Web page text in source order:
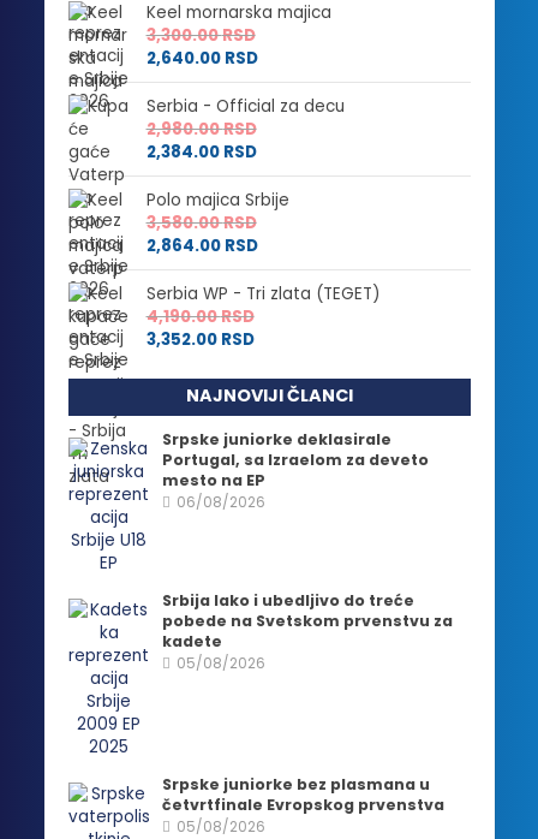
Keel mornarska majica
3,300.00RSD
2,640.00 RSD
Serbia - Official za decu
2,980.00RSD
2,384.00 RSD
Polo majica Srbije
3,580.00RSD
2,864.00 RSD
Serbia WP - Tri zlata (TEGET)
4,190.00RSD
3,352.00 RSD
NAJNOVIJI ČLANCI
Srpske juniorke deklasirale
Portugal, sa Izraelom za deveto
mesto na EP
06/08/2026
Srbija lako i ubedljivo do treće
pobede na Svetskom prvenstvu za
kadete
05/08/2026
Srpske juniorke bez plasmana u
četvrtfinale Evropskog prvenstva
05/08/2026